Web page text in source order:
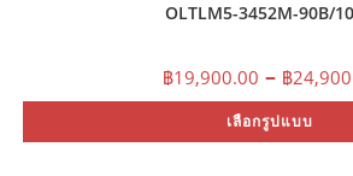
OLTLM5-3452M-90B/
฿19,900.00 – ฿
เลือกรูปแบบ